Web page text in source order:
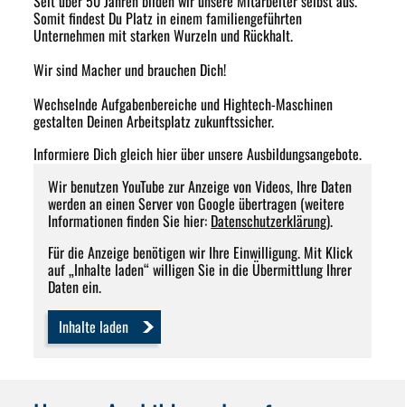
Somit findest Du Platz in einem familiengeführten
Unternehmen mit starken Wurzeln und Rückhalt.
Wir sind Macher und brauchen Dich!
Wechselnde Aufgabenbereiche und Hightech-Maschinen
gestalten Deinen Arbeitsplatz zukunftssicher.
Informiere Dich gleich hier über unsere Ausbildungsangebote.
Wir benutzen YouTube zur Anzeige von Videos, Ihre Daten
werden an einen Server von Google übertragen (weitere
Informationen finden Sie hier: Datenschutzerklärung).
Für die Anzeige benötigen wir Ihre Einwilligung. Mit Klick
auf „Inhalte laden“ willigen Sie in die Übermittlung Ihrer
Daten ein.
Inhalte laden